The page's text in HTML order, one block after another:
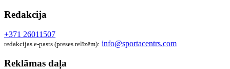
Redakcija
+371 26011507
redakcijas e-pasts (preses relīzēm): info@sportacentrs.com
Reklāmas daļa